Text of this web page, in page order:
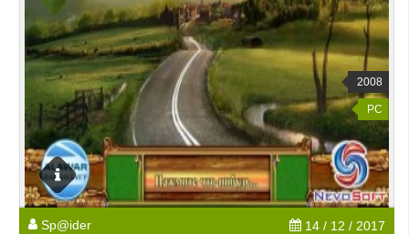
2008
PC
Sp@ider 14 / 12 / 2017